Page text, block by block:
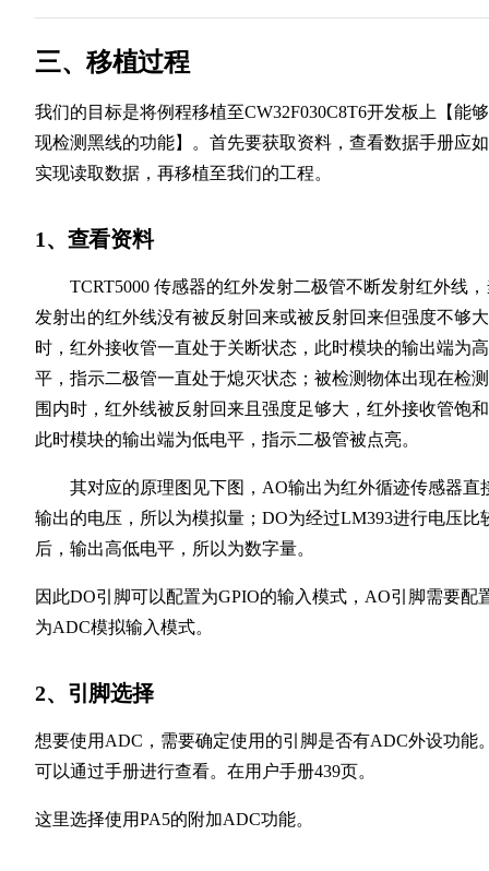
三、移植过程
我们的目标是将例程移植至CW32F030C8T6开发板上【能
现检测黑线的功能】。首先要获取资料，查看数据手册应
实现读取数据，再移植至我们的工程。
1、查看资料
TCRT5000 传感器的红外发射二极管不断发射红外线，
发射出的红外线没有被反射回来或被反射回来但强度不够大
时，红外接收管一直处于关断状态，此时模块的输出端为
平，指示二极管一直处于熄灭状态；被检测物体出现在检
围内时，红外线被反射回来且强度足够大，红外接收管饱
此时模块的输出端为低电平，指示二极管被点亮。
其对应的原理图见下图，AO输出为红外循迹传感器直
输出的电压，所以为模拟量；DO为经过LM393进行电压比
后，输出高低电平，所以为数字量。
因此DO引脚可以配置为GPIO的输入模式，AO引脚需要配
为ADC模拟输入模式。
2、引脚选择
想要使用ADC，需要确定使用的引脚是否有ADC外设功能
可以通过手册进行查看。在用户手册439页。
这里选择使用PA5的附加ADC功能。